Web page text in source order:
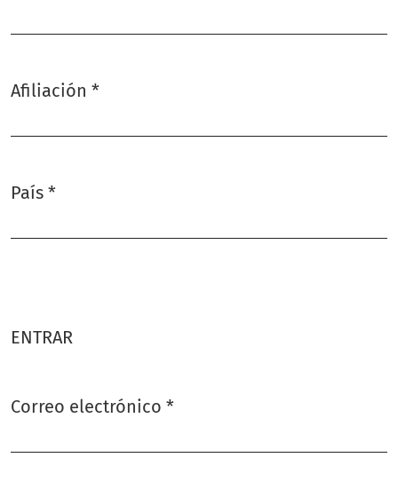
Afiliación *
País *
ENTRAR
Correo electrónico *